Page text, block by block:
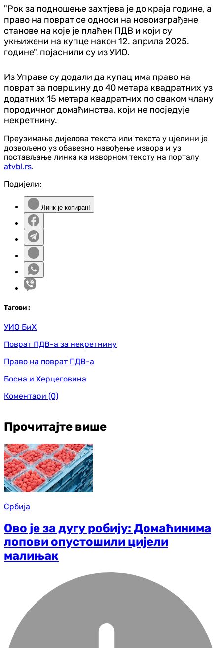
"Рок за подношење захтјева је до краја године, а
право на поврат се односи на новоизграђене
станове на које је плаћен ПДВ и који су
укњижени на купце након 12. априла 2025.
године", појаснили су из УИО.
Из Управе су додали да купац има право на
поврат за површину до 40 метара квадратних уз
додатних 15 метара квадратних по сваком члану
породичног домаћинства, који не посједује
некретнину.
Преузимање дијелова текста или текста у цјелини је
дозвољено уз обавезно навођење извора и уз
постављање линка ка изворном тексту на порталу
atvbl.rs.
Подијели:
Линк је копиран!
Тагови :
УИО БиХ
Поврат ПДВ-а за некретнину
Право на поврат ПДВ-а
Босна и Херцеговина
Коментари (0)
Прочитајте више
Србија
Ово је за дугу робију: Домаћинима
лопови опустошили цијели
малињак